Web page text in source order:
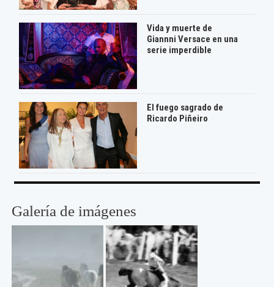
Vida y muerte de
Giannni Versace en una
serie imperdible
El fuego sagrado de
Ricardo Piñeiro
Galería de imágenes